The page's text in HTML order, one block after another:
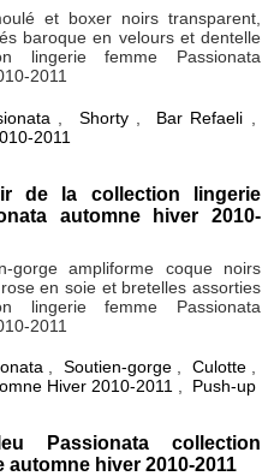
et boxer noirs transparent,
baroque en velours et dentelle
lingerie femme Passionata
2011
Shorty, Bar Refaeli
2011
de la collection lingerie
automne hiver 2010-
gorge ampliforme coque noirs
en soie et bretelles assorties
lingerie femme Passionata
2011
Soutien-gorge, Culotte,
Hiver 2010-2011 Push-up
Passionata collection
automne hiver 2010-2011